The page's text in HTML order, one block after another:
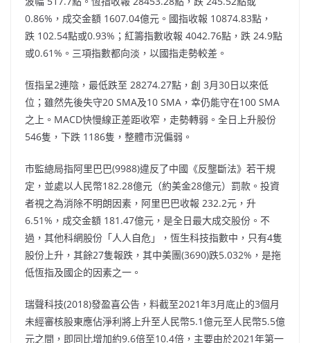
0.86%，成交金額 1607.04億元。國指收報 10874.83點，
跌 102.54點或0.93%；紅籌指數收報 4042.76點，跌 24.9點
或0.61%。三項指數都向淡，以國指走勢較差。
恆指呈2連陰，最低跌至 28274.27點，創 3月30日以來低
位；雖然先後失守20 SMA及10 SMA，幸仍能守在100 SMA
之上。MACD快慢線正差距收窄，走勢轉弱。全日上升股份
546隻，下跌 1186隻，整體市況偏弱。
市監總局指阿里巴巴(9988)違反了中國《反壟斷法》若干規
定，並處以人民幣182.28億元（約美金28億元）罰款。投資
者視之為消除不明朗因素，阿里巴巴收報 232.2元，升
6.51%，成交金額 181.47億元，是全日最大成交股份。不
過，其他科網股份「人人自危」，恆生科技指數中，只有4隻
股份上升，其餘27隻報跌，其中美團(3690)跌5.032%，是拖
低恆指及國企的因素之一。
瑞聲科技(2018)發盈喜公告，料截至2021年3月底止的3個月
未經審核股東應佔淨利將上升至人民幣5.1億元至人民幣5.5億
元之間，即同比增加約9.6倍至10.4倍，主要由於2021年第一